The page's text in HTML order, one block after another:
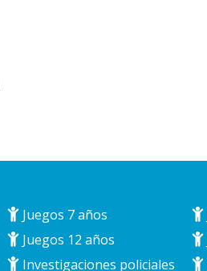
Juegos 7 años
Juegos 12 años
Investigaciones policiales